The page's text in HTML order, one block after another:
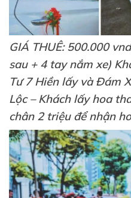
GIÁ THUÊ: 500.000
sau + 4 tay nắm xe)
Tư 7 Hiền lấy và Đám
Lộc – Khách lấy hoa
chân 2 triệu để nhận